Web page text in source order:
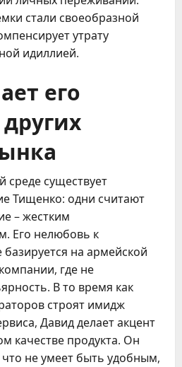
стали своеобразной
утрату
идиллией.
его
среде существует
Тищенко: одни считают
– жестким
Его нелюбовь к
на армейской
где не
В то время как
строят имидж
Давид делает акцент
качестве продукта. Он
не умеет быть удобным,